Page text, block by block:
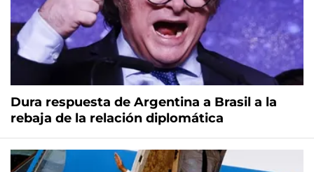
Dura respuesta de Argentina a Brasil a la
rebaja de la relación diplomática